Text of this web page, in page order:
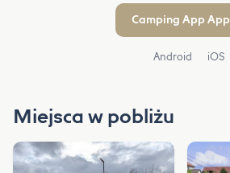
Camping App App
Android iOS
Miejsca w pobliżu